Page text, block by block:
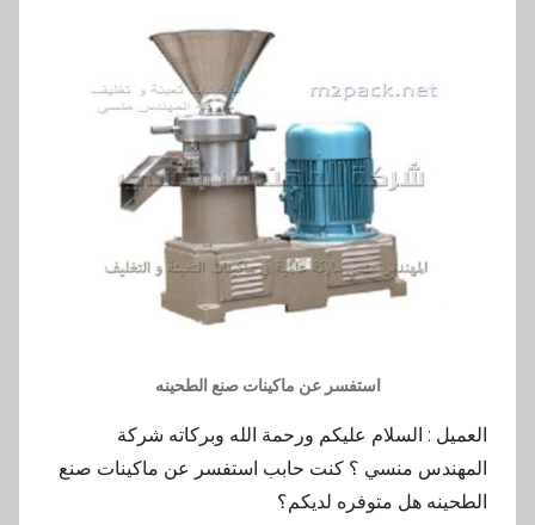
استفسر عن ماكينات صنع الطحينه
العميل : السلام عليكم ورحمة الله وبركاته شركة
المهندس منسي ؟ كنت حابب استفسر عن ماكينات صنع
الطحينه هل متوفره لديكم؟